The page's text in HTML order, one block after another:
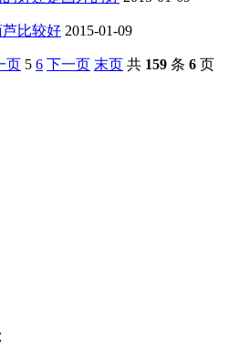
比较好 2015-01-09
页 5 6 下一页 末页 共 159 条 6 页